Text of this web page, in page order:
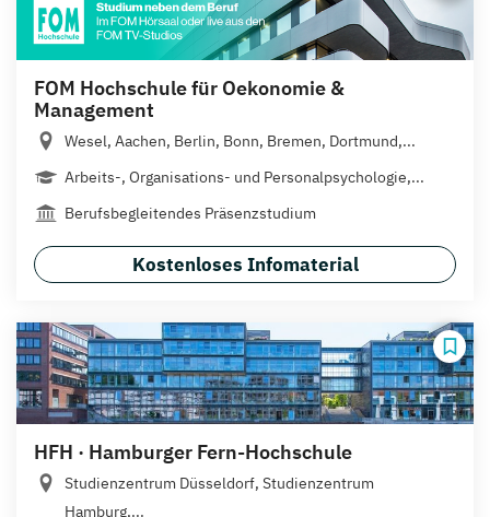
FOM Hochschule für Oekonomie &
Management
Wesel, Aachen, Berlin, Bonn, Bremen, Dortmund,...
Arbeits-, Organisations- und Personalpsychologie,...
Berufsbegleitendes Präsenzstudium
Kostenloses Infomaterial
HFH · Hamburger Fern-Hochschule
Studienzentrum Düsseldorf, Studienzentrum
Hamburg,...